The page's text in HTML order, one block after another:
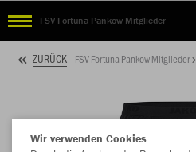
FSV Fortuna Pankow Mitglieder
ZURÜCK FSV Fortuna Pankow Mitglieder
Wir verwenden Cookies